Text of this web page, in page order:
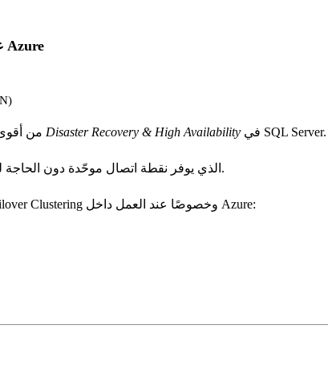
الفرق بين VNN و DNN في SQL Server Always On على Azure
Disaster Recovery & High Availability في SQL Server.
الذي يوفر نقطة اتصال موحّدة دون الحاجة لمعرفة السيرفر الأساسي أو الثانوي.
يوجد نوعان أساسيان من Listener في بيئات Windows Server Failover Clustering وخصوصًا عند العمل داخل Azure: